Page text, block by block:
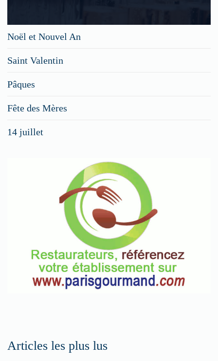
Noël et Nouvel An
Saint Valentin
Pâques
Fête des Mères
14 juillet
Articles les plus lus